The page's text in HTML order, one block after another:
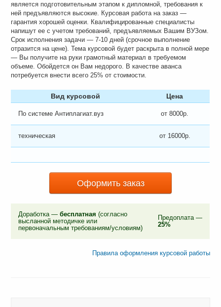
является подготовительным этапом к дипломной, требования к
ней предъявляются высокие. Курсовая работа на заказ —
гарантия хорошей оценки. Квалифицированные специалисты
напишут ее с учетом требований, предъявляемых Вашим ВУЗом.
Срок исполнения задачи — 7-10 дней (срочное выполнение
отразится на цене). Тема курсовой будет раскрыта в полной мере
— Вы получите на руки грамотный материал в требуемом
объеме. Обойдется он Вам недорого. В качестве аванса
потребуется внести всего 25% от стоимости.
Вид курсовой Цена
По системе Антиплагиат.вуз от 8000р.
техническая от 16000р.
Оформить заказ
Доработка —бесплатная (согласно
высланной методичке или
первоначальным требованиям/условиям)
Предоплата —
25%
Правила оформления курсовой работы